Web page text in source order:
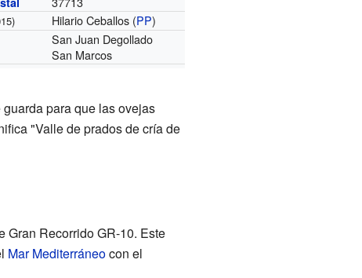
Hilario Ceballos (PP)
San Juan Degollado
San Marcos
para que las ovejas
"Valle de prados de cría de
Gran Recorrido GR-10. Este
Mar Mediterráneocon el